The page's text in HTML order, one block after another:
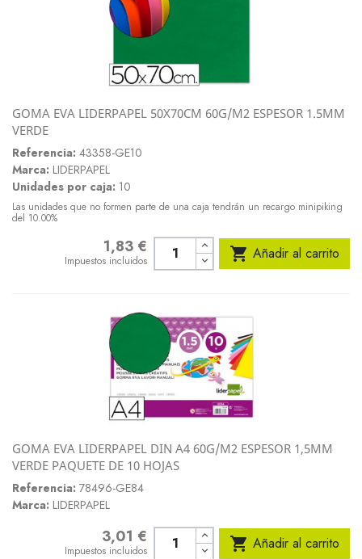
GOMA EVA LIDERPAPEL 50X70CM 60G/M2 ESPESOR 1.5MM
VERDE
Referencia: 43358-GE10
Marca: LIDERPAPEL
Unidades por caja: 10
Las unidades que no formen parte de una caja tendrán un recargo minipiking
del 10.00%
1,83 €
Impuestos incluidos  Añadir al carrito
GOMA EVA LIDERPAPEL DIN A4 60G/M2 ESPESOR 1,5MM
VERDE PAQUETE DE 10 HOJAS
Referencia: 78496-GE84
Marca: LIDERPAPEL
3,01 €
Impuestos incluidos  Añadir al carrito